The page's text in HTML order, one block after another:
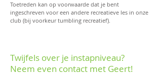
Toetreden kan op voorwaarde dat je bent
ingeschreven voor een andere recreatieve les in onze
club (bij voorkeur tumbling recreatief).
Twijfels over je instapniveau?
Neem even contact met Geert!